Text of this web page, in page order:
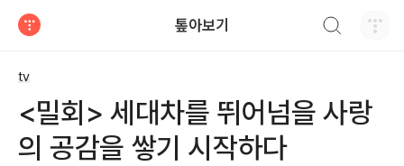
톺아보기
tv
<밀회> 세대차를 뛰어넘을 사랑
의 공감을 쌓기 시작하다